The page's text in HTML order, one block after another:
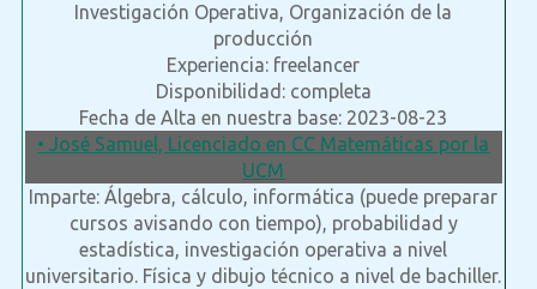
Investigación Operativa, Organización de la
producción
Experiencia: freelancer
Disponibilidad: completa
Fecha de Alta en nuestra base: 2023-08-23
• José Samuel, Licenciado en CC Matemáticas por la
UCM
Imparte: Álgebra, cálculo, informática (puede preparar
cursos avisando con tiempo), probabilidad y
estadística, investigación operativa a nivel
universitario. Física y dibujo técnico a nivel de bachiller.